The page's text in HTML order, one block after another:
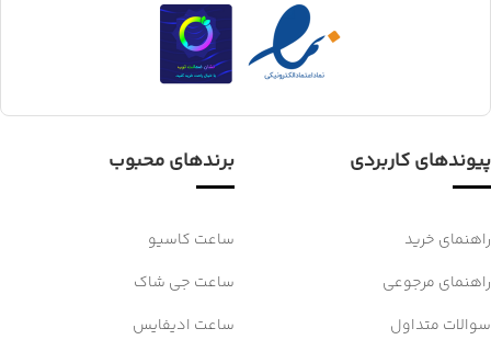
پیوندهای کاربردی
راهنمای خرید
راهنمای مرجوعی
سوالات متداول
برندهای محبوب
ساعت کاسیو
ساعت جی شاک
ساعت ادیفایس